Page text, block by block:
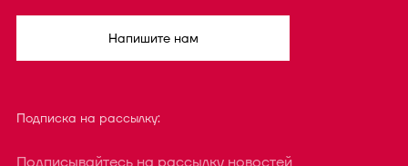
Напишите нам
Подписка на рассылку: